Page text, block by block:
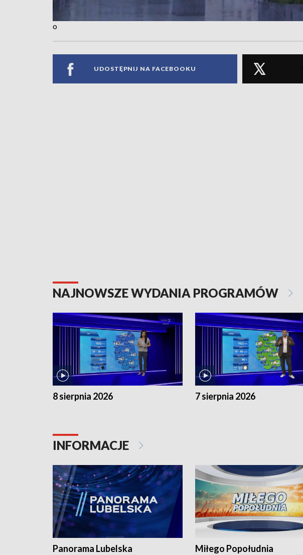
o
UDOSTĘPNIJ NA FACEBOOKU
NAJNOWSZE WYDANIA PROGRAMÓW
8 sierpnia 2026 7 sierpnia 2026
INFORMACJE
Panorama Lubelska Miłego Popołudnia